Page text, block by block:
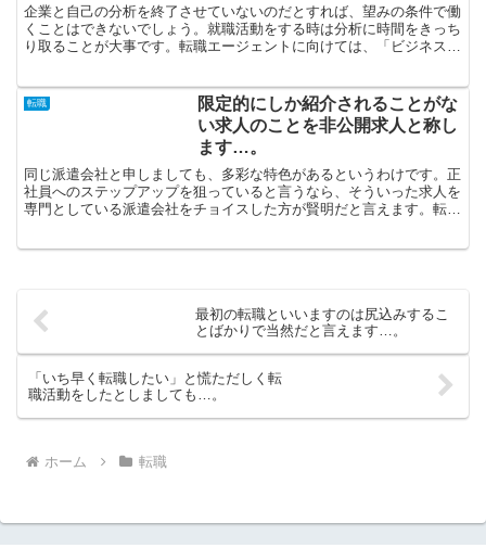
企業と自己の分析を終了させていないのだとすれば、望みの条件で働
くことはできないでしょう。就職活動をする時は分析に時間をきっち
り取ることが大事です。転職エージェントに向けては、「ビジネスと
転職
限定的にしか紹介されることがな
い求人のことを非公開求人と称し
ます…。
同じ派遣会社と申しましても、多彩な特色があるというわけです。正
社員へのステップアップを狙っていると言うなら、そういった求人を
専門としている派遣会社をチョイスした方が賢明だと言えます。転職
最初の転職といいますのは尻込みするこ
とばかりで当然だと言えます…。
「いち早く転職したい」と慌ただしく転
職活動をしたとしましても…。
ホーム 転職